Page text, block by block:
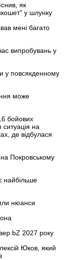
як
у шлунку
мені багато
випробувань у
у повсякденному
може
бойових
на
де відбулася
Покровському
найбільше
нюанси
bZ 2027 року
Юков, який